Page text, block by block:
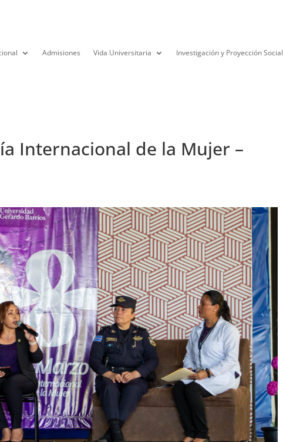
Admisiones Vida Universitaria Investigación y Proyección Social
Internacional de la Mujer –